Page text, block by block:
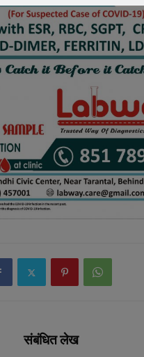
संबंधित लेख